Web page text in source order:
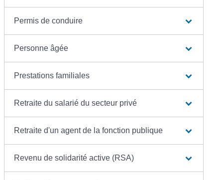
Permis de conduire
Personne âgée
Prestations familiales
Retraite du salarié du secteur privé
Retraite d'un agent de la fonction publique
Revenu de solidarité active (RSA)